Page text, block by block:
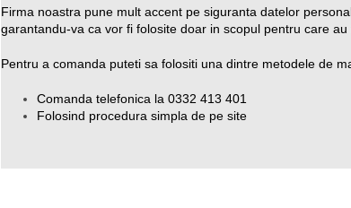
Firma noastra pune mult accent pe siguranta datelor
garantandu-va ca vor fi folosite doar in scopul pentru care
Pentru a comanda puteti sa folositi una dintre metodele de
Comanda telefonica la 0332 413 401
Folosind procedura simpla de pe site